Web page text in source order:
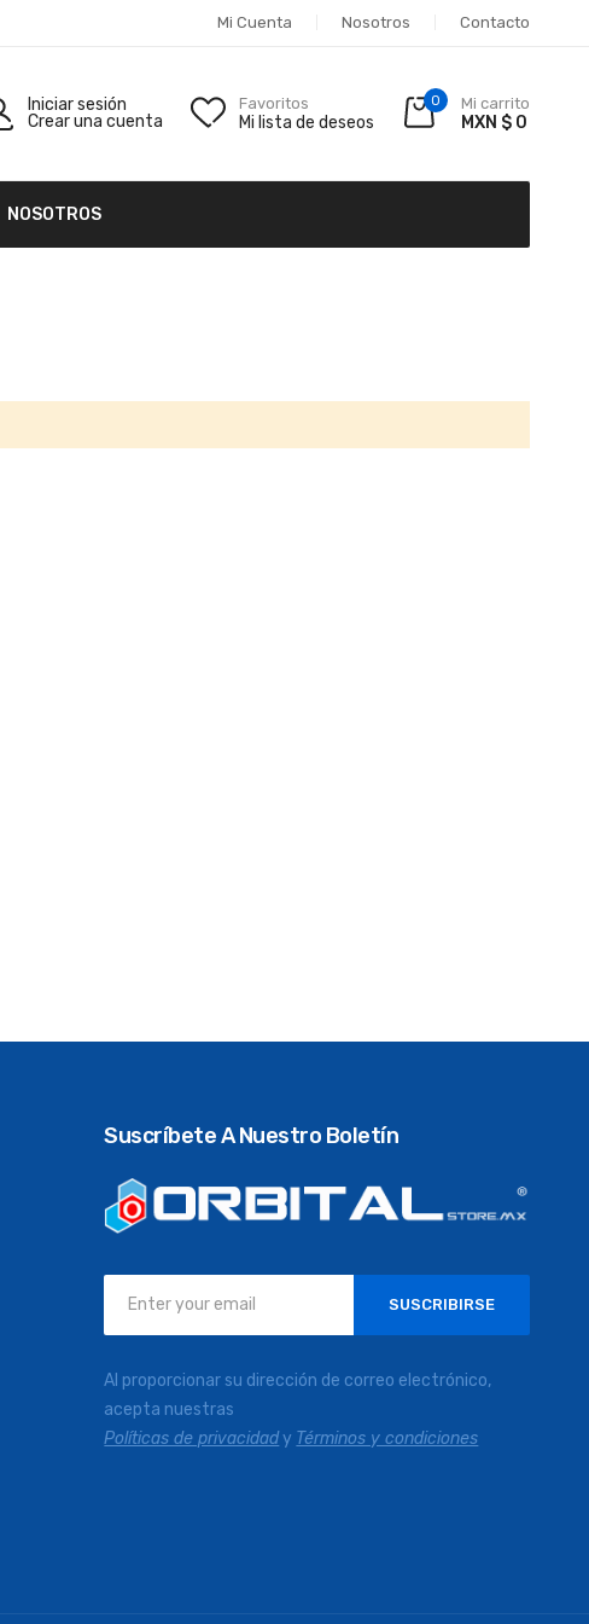
Mi Cuenta Nosotros Contacto
Iniciar sesión
Crear una cuenta
Favoritos
Mi lista de deseos
0 Mi carrito
MXN $ 0
NOSOTROS
Suscríbete A Nuestro Boletín
boletín
de
noticias:
SUSCRIBIRSE
Al proporcionar su dirección de correo electrónico,
acepta nuestras
Políticas de privacidady Términos y condiciones